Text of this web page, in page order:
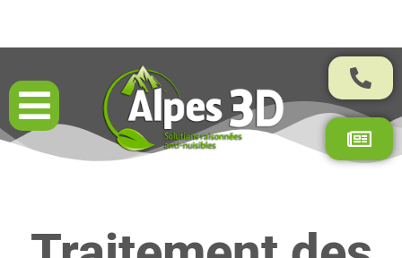
Résultats garantis par contrat